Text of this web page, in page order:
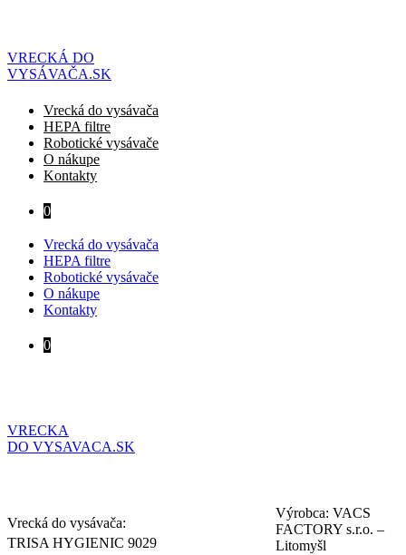
obsah
VRECKÁ DO
VYSÁVAČA.SK
Vrecká do vysávača
HEPA filtre
Robotické vysávače
O nákupe
Kontakty
0
Vrecká do vysávača
HEPA filtre
Robotické vysávače
O nákupe
Kontakty
0
VRECKA
DO VYSAVACA.SK
Vrecká do vysávača:
TRISA HYGIENIC 9029
Výrobca: VACS
FACTORY s.r.o. –
Litomyšl